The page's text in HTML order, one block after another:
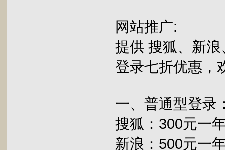
网站推广:
提供 搜狐、新
登录七折优惠，
一、普通型登录
搜狐：300元一
新浪：500元一